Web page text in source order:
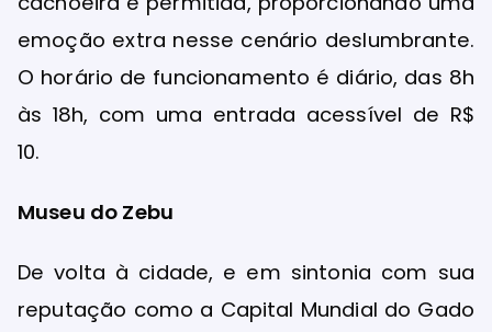
emoção extra nesse cenário deslumbrante.
O horário de funcionamento é diário, das 8h
às 18h, com uma entrada acessível de R$
10.
Museu do Zebu
De volta à cidade, e em sintonia com sua
reputação como a Capital Mundial do Gado